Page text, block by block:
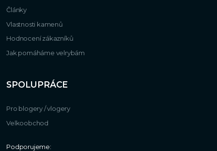
Články
Vlastnosti kamenů
Hodnocení zákazníků
Jak pomáháme velrybám
SPOLUPRÁCE
Pro blogery / vlogery
Velkoobchod
Podporujeme: